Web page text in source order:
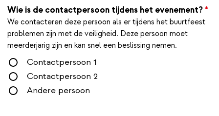
Wie is de contactpersoon tijdens het evenement? *
We contacteren deze persoon als er tijdens het buurtfeest
problemen zijn met de veiligheid. Deze persoon moet
meerderjarig zijn en kan snel een beslissing nemen.
Contactpersoon 1
Contactpersoon 2
Andere persoon